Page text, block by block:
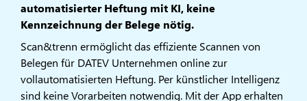
automatisierter Heftung mit KI, keine
Kennzeichnung der Belege nötig.
Scan&trenn ermöglicht das effiziente Scannen von
Belegen für DATEV Unternehmen online zur
vollautomatisierten Heftung. Per künstlicher Intelligenz
sind keine Vorarbeiten notwendig. Mit der App erhalten